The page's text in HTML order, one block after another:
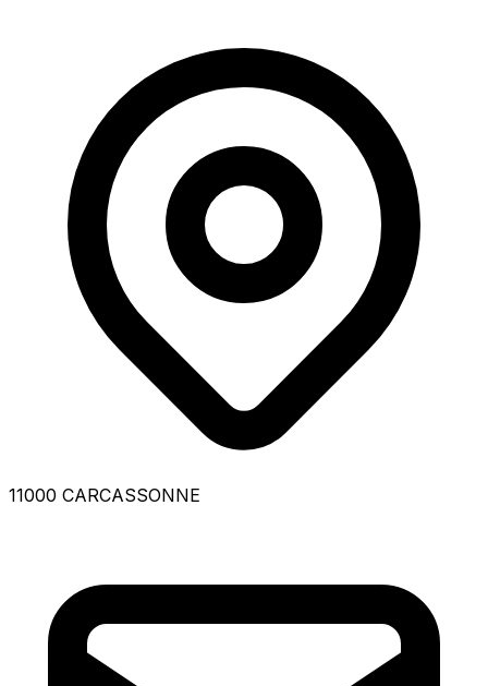
11000 CARCASSONNE